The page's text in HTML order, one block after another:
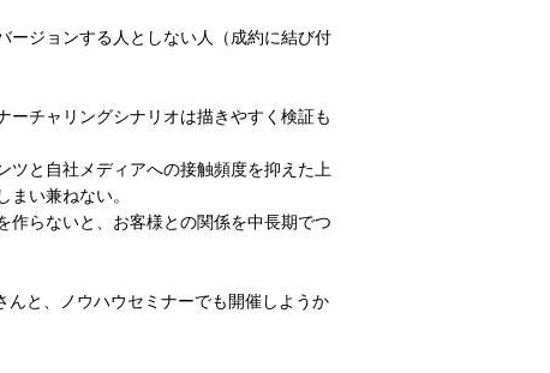
ージョンする人としない人（成約に結び付
ーチャリングシナリオは描きやすく検証も
ツと自社メディアへの接触頻度を抑えた上
い兼ねない。
作らないと、お客様との関係を中長期でつ
と、ノウハウセミナーでも開催しようか